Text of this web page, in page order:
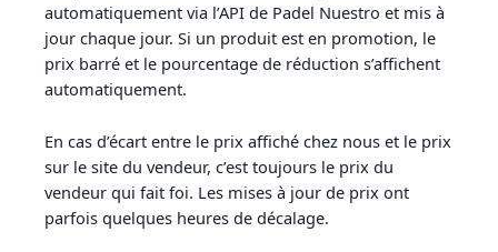
automatiquement via l’API de Padel Nuestro et mis à
jour chaque jour. Si un produit est en promotion, le
prix barré et le pourcentage de réduction s’affichent
automatiquement.
En cas d’écart entre le prix affiché chez nous et le prix
sur le site du vendeur, c’est toujours le prix du
vendeur qui fait foi. Les mises à jour de prix ont
parfois quelques heures de décalage.